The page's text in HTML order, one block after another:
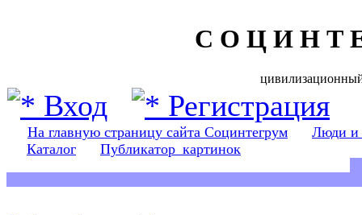
С О Ц И Н Т
Вход Регистрация
На главную страницу сайта Социнтегрум
Люди и
Каталог
Публикатор_картинок